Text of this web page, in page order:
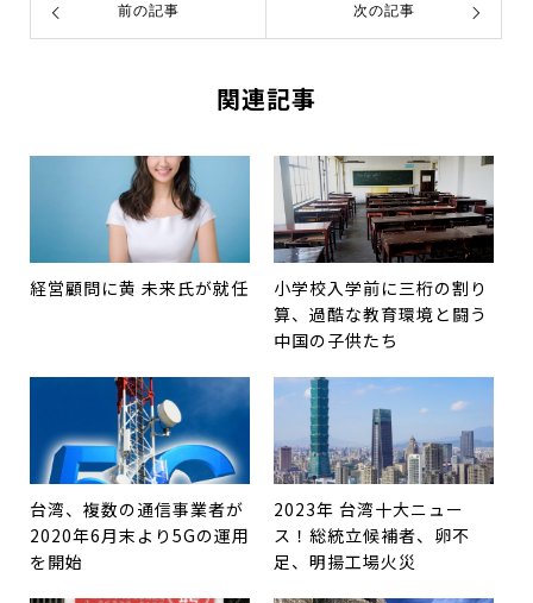
前の記事 次の記事
関連記事
経営顧問に黄 未来氏が就任
小学校入学前に三桁の割り
算、過酷な教育環境と闘う
中国の子供たち
台湾、複数の通信事業者が
2020年6月末より5Gの運用
を開始
2023年 台湾十大ニュー
ス！総統立候補者、卵不
足、明揚工場火災